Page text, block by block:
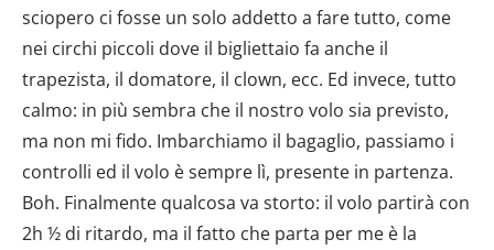
sciopero ci fosse un solo addetto a fare tutto, come
nei circhi piccoli dove il bigliettaio fa anche il
trapezista, il domatore, il clown, ecc. Ed invece, tutto
calmo: in più sembra che il nostro volo sia previsto,
ma non mi fido. Imbarchiamo il bagaglio, passiamo i
controlli ed il volo è sempre lì, presente in partenza.
Boh. Finalmente qualcosa va storto: il volo partirà con
2h ½ di ritardo, ma il fatto che parta per me è la